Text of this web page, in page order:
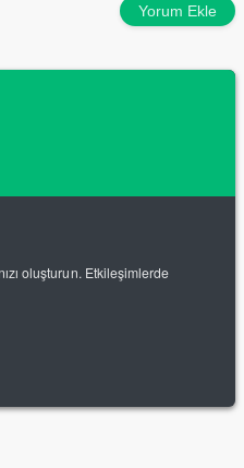
Yorum Ekle
oluşturun. Etkileşimlerde